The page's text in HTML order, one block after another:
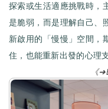
探索或生活適應挑戰時，
是脆弱，而是理解自己、
新啟用的「慢慢」空間，
住，也能重新出發的心理
《